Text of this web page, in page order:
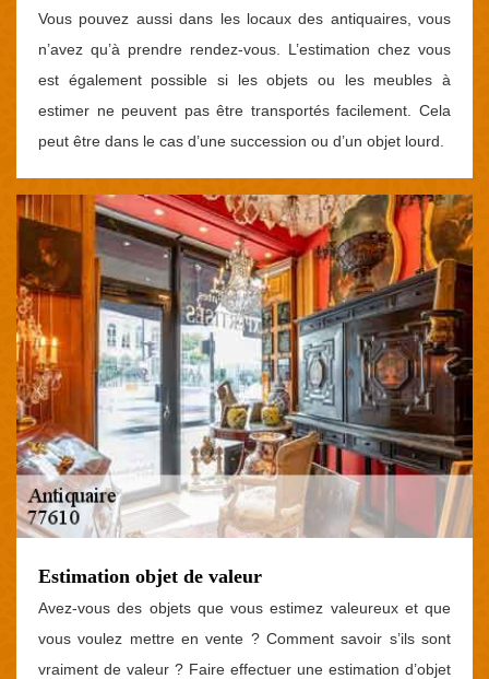
Vous pouvez aussi dans les locaux des antiquaires, vous
n’avez qu’à prendre rendez-vous. L’estimation chez vous
est également possible si les objets ou les meubles à
estimer ne peuvent pas être transportés facilement. Cela
peut être dans le cas d’une succession ou d’un objet lourd.
Estimation objet de valeur
Avez-vous des objets que vous estimez valeureux et que
vous voulez mettre en vente ? Comment savoir s’ils sont
vraiment de valeur ? Faire effectuer une estimation d’objet